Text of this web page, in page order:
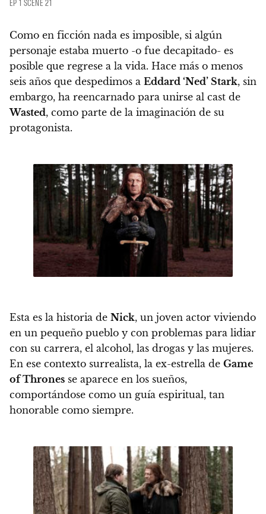
EP 1 SCENE 21
Como en ficción nada es imposible, si algún
personaje estaba muerto -o fue decapitado- es
posible que regrese a la vida. Hace más o menos
seis años que despedimos a Eddard ‘Ned’ Stark, sin
embargo, ha reencarnado para unirse al cast de
Wasted, como parte de la imaginación de su
protagonista.
Esta es la historia de Nick, un joven actor viviendo
en un pequeño pueblo y con problemas para lidiar
con su carrera, el alcohol, las drogas y las mujeres.
En ese contexto surrealista, la ex-estrella de Game
of Thrones se aparece en los sueños,
comportándose como un guía espiritual, tan
honorable como siempre.